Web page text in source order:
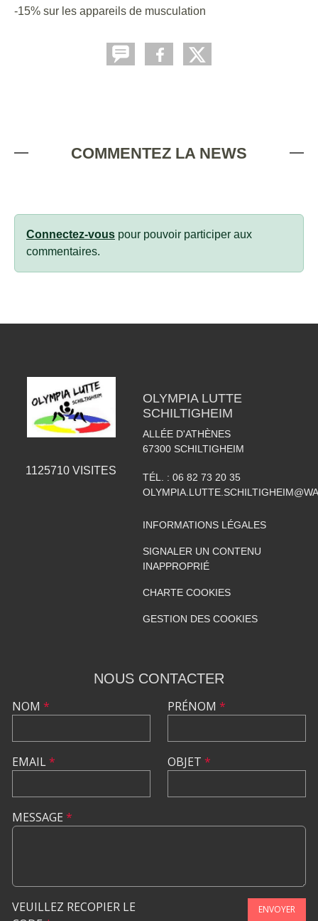
-15% sur les appareils de musculation
COMMENTEZ LA NEWS
Connectez-vous pour pouvoir participer aux
commentaires.
1125710 VISITES
OLYMPIA LUTTE
SCHILTIGHEIM
ALLÉE D'ATHÈNES
67300 SCHILTIGHEIM
TÉL. : 06 82 73 20 35
INFORMATIONS LÉGALES
SIGNALER UN CONTENU
INAPPROPRIÉ
CHARTE COOKIES
GESTION DES COOKIES
NOUS CONTACTER
NOM *
EMAIL*
PRÉNOM *
OBJET *
MESSAGE *
VEUILLEZ RECOPIER LE
ENVOYER